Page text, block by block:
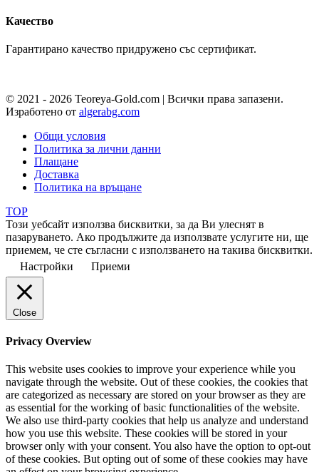
Качество
Гарантирано качество придружено със сертификат.
© 2021 - 2026 Teoreya-Gold.com | Всички права запазени.
Изработено от algerabg.com
Общи условия
Политика за лични данни
Плащане
Доставка
Политика на връщане
TOP
Този уебсайт използва бисквитки, за да Ви улеснят в
пазаруването. Ако продължите да използвате услугите ни, ще
приемем, че сте съгласни с използването на такива бисквитки.
Настройки
Приеми
Close
Privacy Overview
This website uses cookies to improve your experience while you
navigate through the website. Out of these cookies, the cookies that
are categorized as necessary are stored on your browser as they are
as essential for the working of basic functionalities of the website.
We also use third-party cookies that help us analyze and understand
how you use this website. These cookies will be stored in your
browser only with your consent. You also have the option to opt-out
of these cookies. But opting out of some of these cookies may have